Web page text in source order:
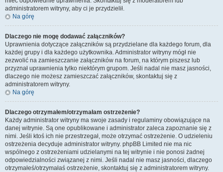
administratorem witryny, aby ci je przydzielił.
Na górę
Dlaczego nie mogę dodawać załączników?
Uprawnienia dotyczące załączników są przydzielane dla każdego forum, dla
każdej grupy i dla każdego użytkownika. Administrator witryny mógł nie
zezwolić na zamieszczanie załączników na forum, na którym piszesz lub
przyznał uprawnienia tylko niektórym grupom. Jeśli nadal nie masz jasności,
dlaczego nie możesz zamieszczać załączników, skontaktuj się z
administratorem witryny.
Na górę
Dlaczego otrzymałem/otrzymałam ostrzeżenie?
Każdy administrator witryny ma swoje zasady i regulaminy obowiązujące na
danej witrynie. Są one opublikowane i administrator zaleca zapoznanie się z
nimi. Jeśli ktoś ich nie przestrzegał, może otrzymać ostrzeżenie. O udzieleniu
ostrzeżenia decyduje administrator witryny. phpBB Limited nie ma nic
wspólnego z ostrzeżeniami udzielanymi na tej witrynie i nie ponosi żadnej
odpowiedzialności związanej z nimi. Jeśli nadal nie masz jasności, dlaczego
otrzymałeś/otrzymałaś ostrzeżenie, skontaktuj się z administratorem witryny.